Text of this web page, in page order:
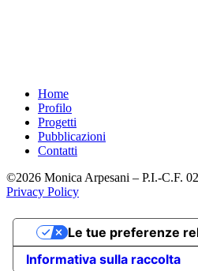
Home
Profilo
Progetti
Pubblicazioni
Contatti
©2026 Monica Arpesani – P.I.-C.F.
Privacy Policy
Informativa sulla raccolta
Le tue preferenze